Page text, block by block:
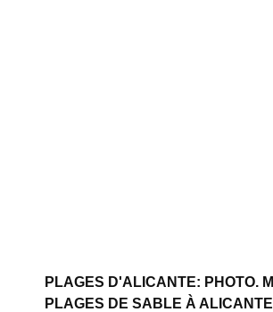
PLAGES D'ALICANTE: PHOTO.
PLAGES DE SABLE À